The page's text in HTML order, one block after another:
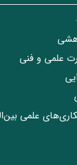
علمی و فنی
علمی